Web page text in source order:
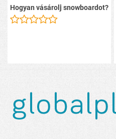
Hogyan vásárolj snowboardot?